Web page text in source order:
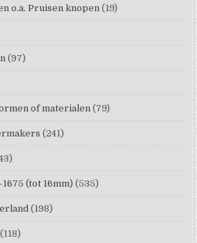
o.a. Pruisen knopen (19)
(97)
of materialen (79)
(241)
(tot 16mm) (535)
(198)
(118)